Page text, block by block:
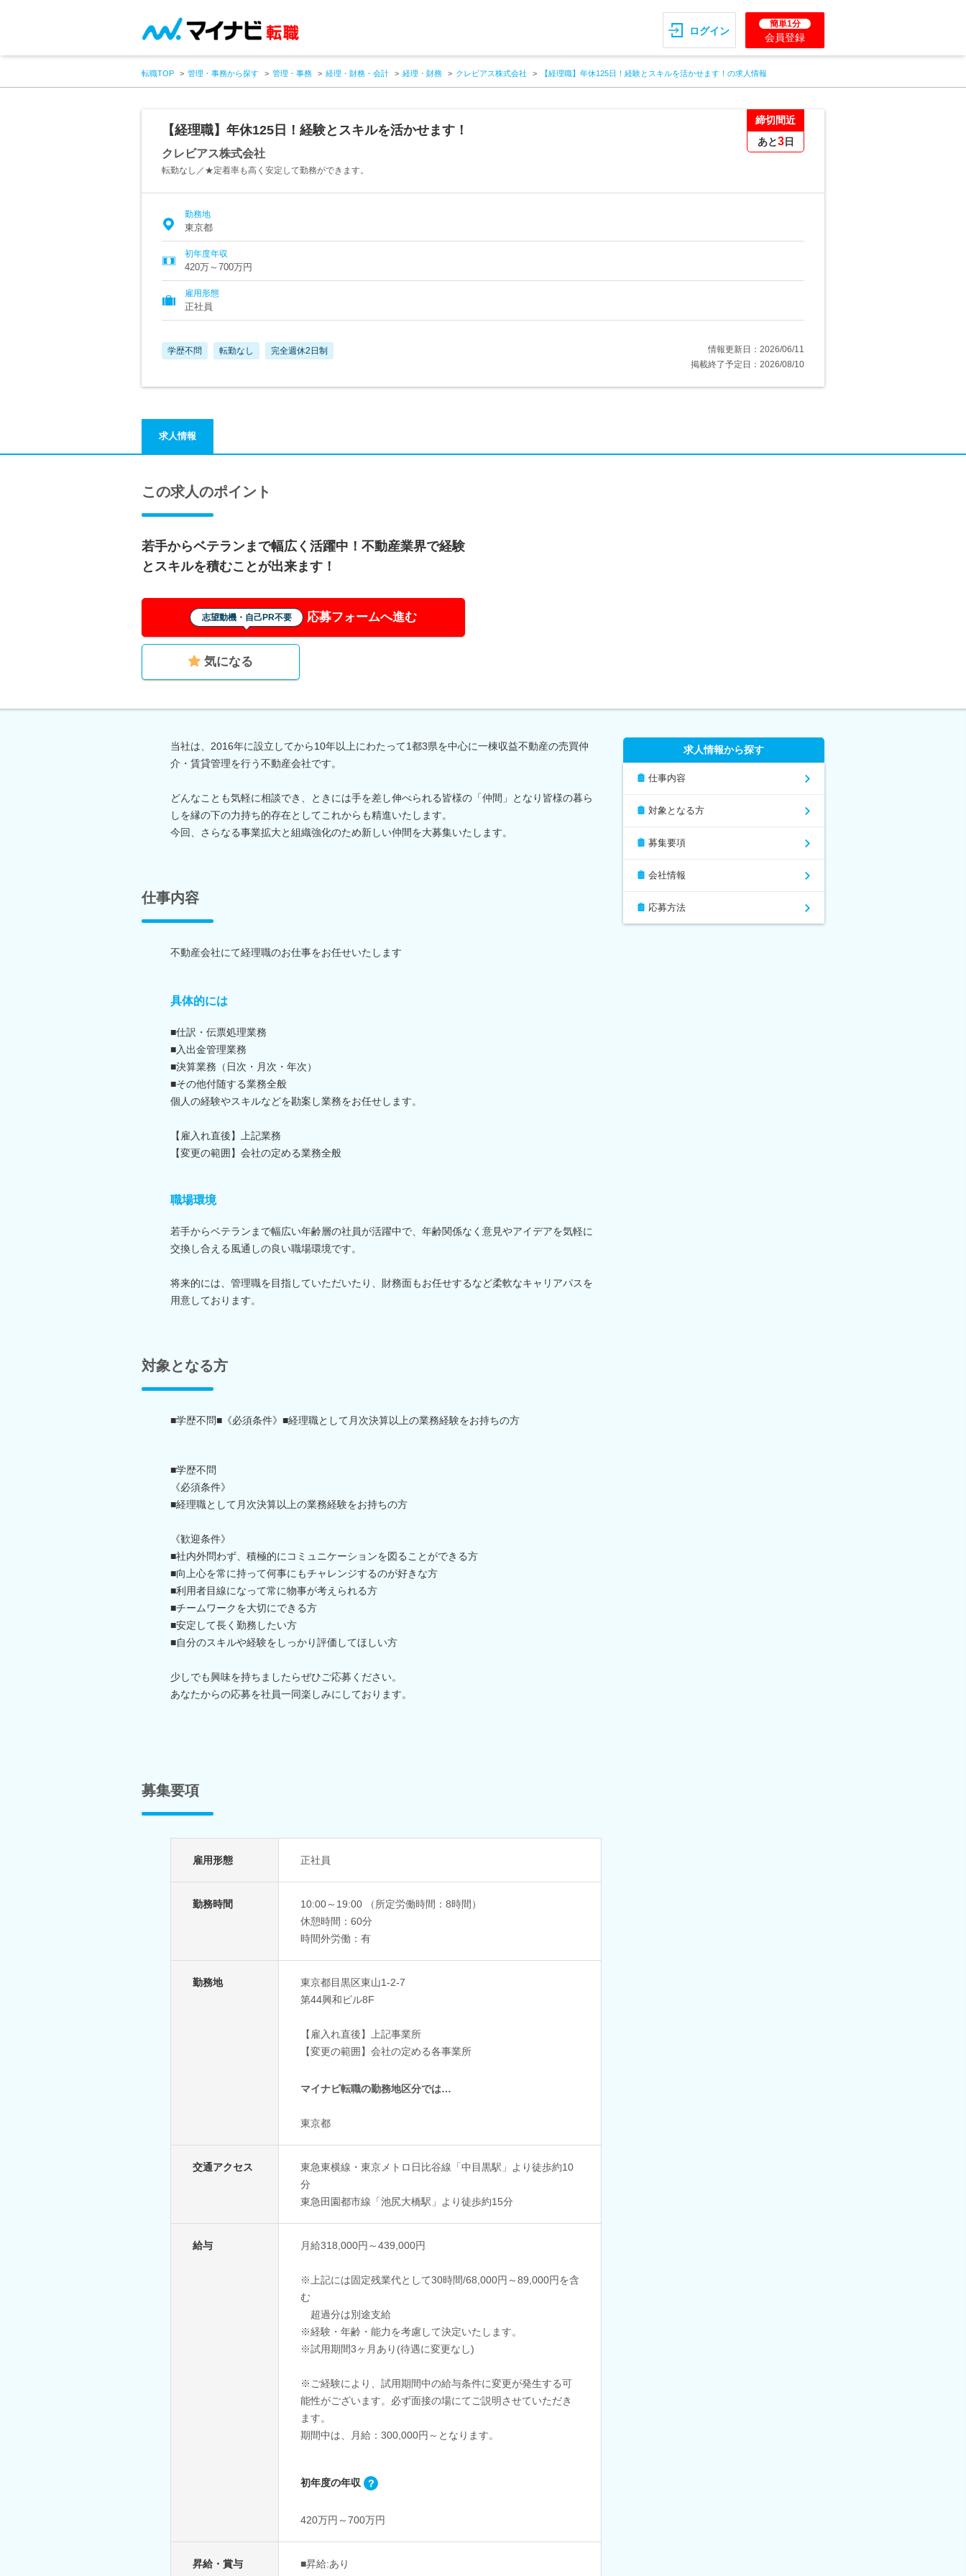
ログイン
簡単1分
会員登録
転職TOP 管理・事務から探す 管理・事務 経理・財務・会計 経理・財務 クレビアス株式会社 【経理職】年休125日！経験とスキルを活かせます！の求人情報
締切間近
あと3日
【経理職】年休125日！経験とスキルを活かせます！
クレビアス株式会社
転勤なし／★定着率も高く安定して勤務ができます。
勤務地
東京都
初年度年収
420万～700万円
雇用形態
正社員
学歴不問 転勤なし 完全週休2日制
情報更新日：2026/06/11
掲載終了予定日：2026/08/10
求人情報
この求人のポイント
若手からベテランまで幅広く活躍中！不動産業界で経験
とスキルを積むことが出来ます！
志望動機・自己PR不要 応募フォームへ進む
気になる
当社は、2016年に設立してから10年以上にわたって1都3県を中心に一棟収益不動産の売買仲
介・賃貸管理を行う不動産会社です。
どんなことも気軽に相談でき、ときには手を差し伸べられる皆様の「仲間」となり皆様の暮ら
しを縁の下の力持ち的存在としてこれからも精進いたします。
今回、さらなる事業拡大と組織強化のため新しい仲間を大募集いたします。
仕事内容
不動産会社にて経理職のお仕事をお任せいたします
具体的には
■仕訳・伝票処理業務
■入出金管理業務
■決算業務（日次・月次・年次）
■その他付随する業務全般
個人の経験やスキルなどを勘案し業務をお任せします。
【雇入れ直後】上記業務
【変更の範囲】会社の定める業務全般
職場環境
若手からベテランまで幅広い年齢層の社員が活躍中で、年齢関係なく意見やアイデアを気軽に
交換し合える風通しの良い職場環境です。
将来的には、管理職を目指していただいたり、財務面もお任せするなど柔軟なキャリアパスを
用意しております。
対象となる方
■学歴不問■《必須条件》■経理職として月次決算以上の業務経験をお持ちの方
■学歴不問
《必須条件》
■経理職として月次決算以上の業務経験をお持ちの方
《歓迎条件》
■社内外問わず、積極的にコミュニケーションを図ることができる方
■向上心を常に持って何事にもチャレンジするのが好きな方
■利用者目線になって常に物事が考えられる方
■チームワークを大切にできる方
■安定して長く勤務したい方
■自分のスキルや経験をしっかり評価してほしい方
少しでも興味を持ちましたらぜひご応募ください。
あなたからの応募を社員一同楽しみにしております。
募集要項
雇用形態 正社員
勤務時間
10:00～19:00 （所定労働時間：8時間）
休憩時間：60分
時間外労働：有
勤務地
東京都目黒区東山1-2-7
第44興和ビル8F
【雇入れ直後】上記事業所
【変更の範囲】会社の定める各事業所
マイナビ転職の勤務地区分では…
東京都
交通アクセス
東急東横線・東京メトロ日比谷線「中目黒駅」より徒歩約10
分
東急田園都市線「池尻大橋駅」より徒歩約15分
給与 月給318,000円～439,000円
※上記には固定残業代として30時間/68,000円～89,000円を含
む
超過分は別途支給
※経験・年齢・能力を考慮して決定いたします。
※試用期間3ヶ月あり(待遇に変更なし)
※ご経験により、試用期間中の給与条件に変更が発生する可
能性がございます。必ず面接の場にてご説明させていただき
ます。
期間中は、月給：300,000円～となります。
初年度の年収
420万円～700万円
昇給・賞与
■昇給:あり
求人情報から探す
仕事内容
対象となる方
募集要項
会社情報
応募方法